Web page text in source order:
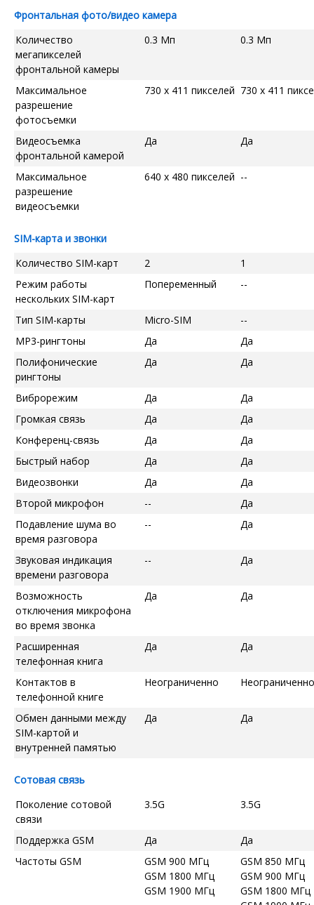
Фронтальная фото/видео камера
Количество
мегапикселей
фронтальной камеры
0.3 Мп 0.3 Мп
Максимальное
разрешение
фотосъемки
730 x 411 пикселей 730 x 411
Видеосъемка
фронтальной камерой
Да Да
Максимальное
разрешение
видеосъемки
640 x 480 пикселей --
SIM-карта и звонки
Количество SIM-карт
2
1
Режим работы
нескольких SIM-карт
Попеременный --
Тип SIM-карты Micro-SIM
--
MP3-рингтоны
Да
Да
Полифонические
рингтоны
Да Да
Виброрежим Да
Да
Громкая связь
Да
Да
Конференц-связь
Да
Да
Быстрый набор
Да
Да
Видеозвонки
Да
Да
Второй микрофон
--
Да
Подавление шума во
время разговора
-- Да
Звуковая индикация
времени разговора
-- Да
Возможность
отключения микрофона
во время звонка
Да Да
Расширенная
телефонная книга
Да Да
Контактов в
телефонной книге
Неограниченно Неограниченно
Обмен данными между
SIM-картой и
внутренней памятью
Да Да
Сотовая связь
Поколение сотовой
связи
3.5G 3.5G
Поддержка GSM Да
Да
Частоты GSM
GSM 900 МГц
GSM 1800 МГц
GSM 1900 МГц
GSM 850 МГц
GSM 900 МГц
GSM 1800 МГц